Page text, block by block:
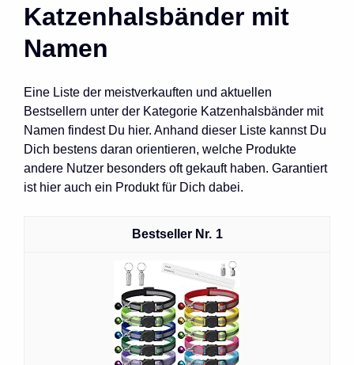
Katzenhalsbänder mit
Namen
Eine Liste der meistverkauften und aktuellen
Bestsellern unter der Kategorie Katzenhalsbänder mit
Namen findest Du hier. Anhand dieser Liste kannst Du
Dich bestens daran orientieren, welche Produkte
andere Nutzer besonders oft gekauft haben. Garantiert
ist hier auch ein Produkt für Dich dabei.
1